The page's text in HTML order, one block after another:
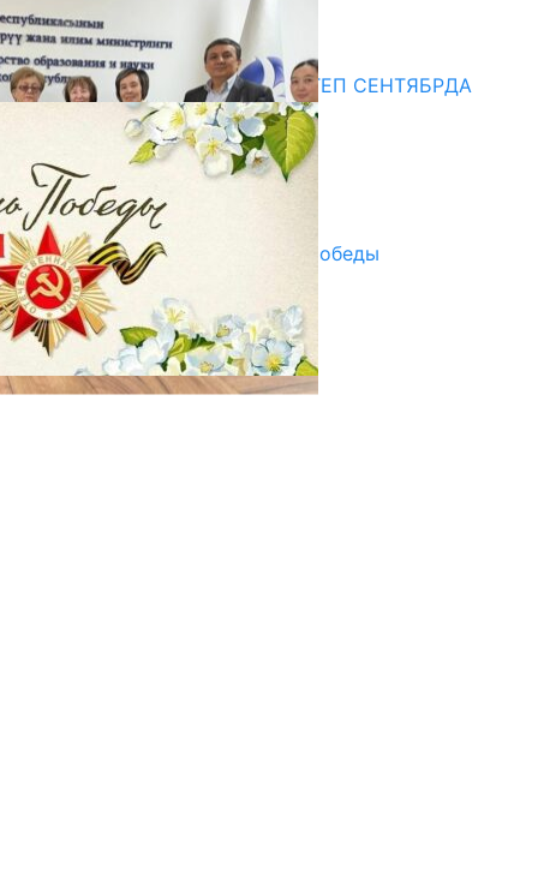
10.07.2026
Медиа
СУЗАКТА 750 ОРУНДУУ МЕКТЕП СЕНТЯБРДА
ПАЙДАЛАНУУГА БЕРИЛЕТ
07.08.2025
Улуу Жеңиштин жандуу сөзү
29.04.2025
Награды в преддверии Дня Победы
29.04.2025